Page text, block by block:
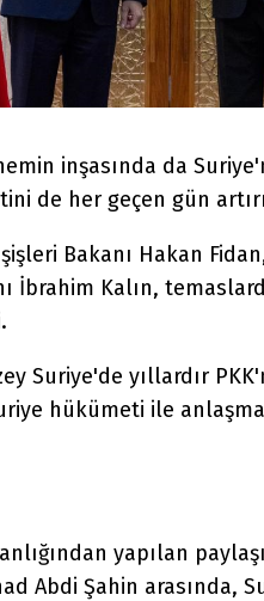
inşasında da
de her geçen gün
Bakanı Hakan
İbrahim Kalın,
Suriye'de yıllardır
hükümeti ile
yapılan
Abdi Şahin arasında,